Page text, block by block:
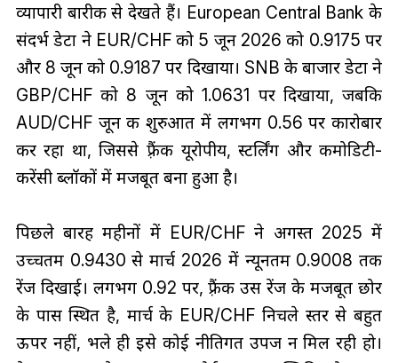
व्यापारी बारीकी से देखते हैं। European Central Bank के
संदर्भ डेटा ने EUR/CHF को 5 जून 2026 को 0.9175 पर
और 8 जून को 0.9187 पर दिखाया। SNB के बाजार डेटा ने
GBP/CHF को 8 जून को 1.0631 पर दिखाया, जबकि
AUD/CHF जून की शुरुआत में लगभग 0.56 पर कारोबार
कर रहा था, जिससे फ़्रैंक यूरोपीय, स्टर्लिंग और कमोडिटी-
करेंसी ब्लॉकों में मजबूत बना हुआ है।
पिछले बारह महीनों में EUR/CHF ने अगस्त 2025 में
उच्चतम 0.9430 से मार्च 2026 में न्यूनतम 0.9008 तक
रेंज दिखाई। लगभग 0.92 पर, फ़्रैंक उस रेंज के मजबूत छोर
के पास स्थित है, मार्च के EUR/CHF निचले स्तर से बहुत
ऊपर नहीं, भले ही इसे कोई नीतिगत उपज न मिल रही हो।